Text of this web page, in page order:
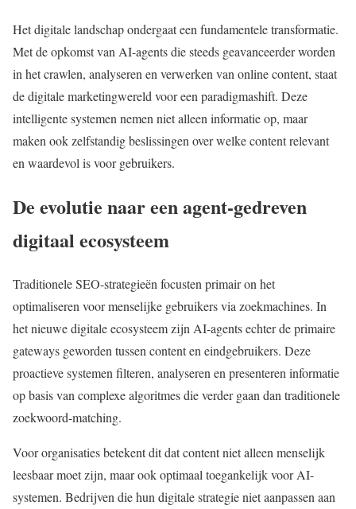
Het digitale landschap ondergaat een fundamentele transformatie.
Met de opkomst van AI-agents die steeds geavanceerder worden
in het crawlen, analyseren en verwerken van online content, staat
de digitale marketingwereld voor een paradigmashift. Deze
intelligente systemen nemen niet alleen informatie op, maar
maken ook zelfstandig beslissingen over welke content relevant
en waardevol is voor gebruikers.
De evolutie naar een agent-gedreven
digitaal ecosysteem
Traditionele SEO-strategieën focusten primair on het
optimaliseren voor menselijke gebruikers via zoekmachines. In
het nieuwe digitale ecosysteem zijn AI-agents echter de primaire
gateways geworden tussen content en eindgebruikers. Deze
proactieve systemen filteren, analyseren en presenteren informatie
op basis van complexe algoritmes die verder gaan dan traditionele
zoekwoord-matching.
Voor organisaties betekent dit dat content niet alleen menselijk
leesbaar moet zijn, maar ook optimaal toegankelijk voor AI-
systemen. Bedrijven die hun digitale strategie niet aanpassen aan